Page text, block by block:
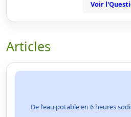
Voir
Articles
De l'eau potable en 6 heures